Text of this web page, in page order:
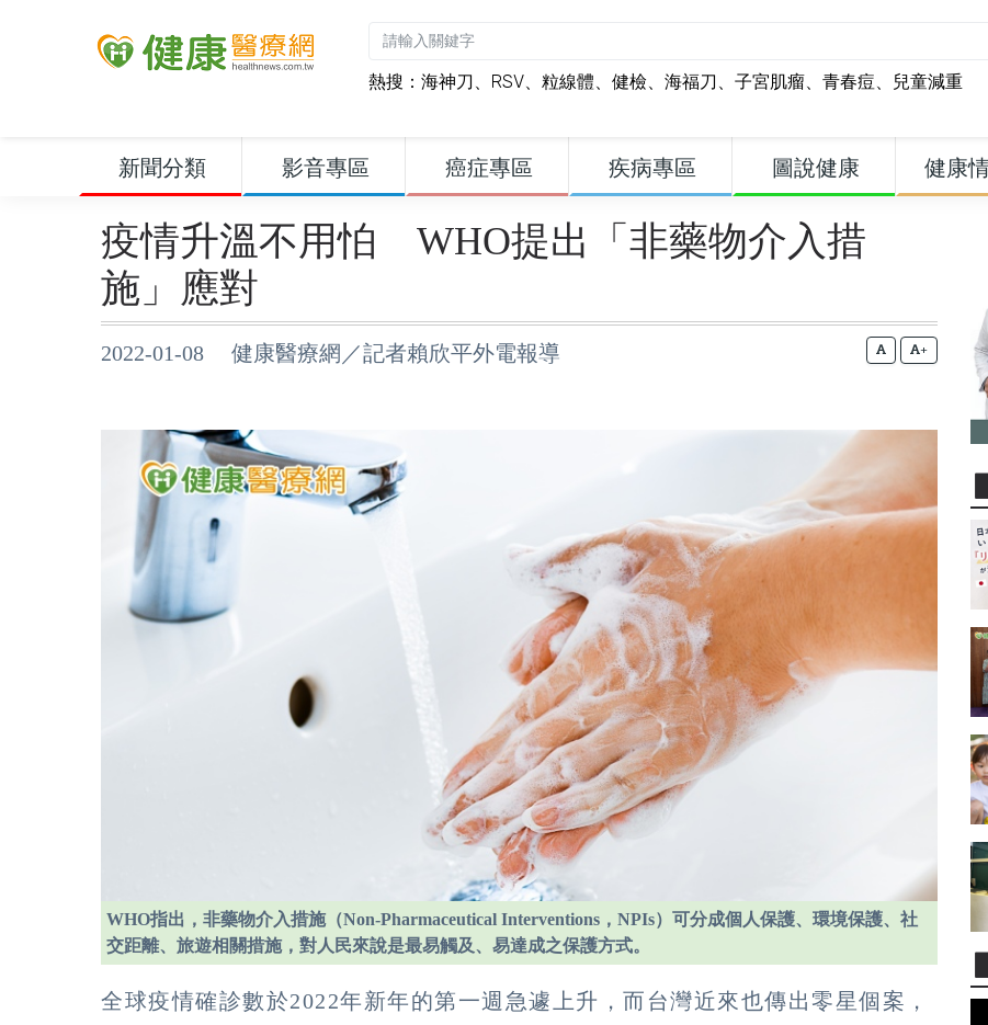
熱搜： 海神刀 、 RSV、 粒線體、 健檢、 海福刀 、 子宮肌瘤、 青春痘、 兒童減重
新聞分類 影音專區 癌症專區 疾病專區 圖說健康 健康
疫情升溫不用怕 WHO提出「非藥物介入措
施」應對
2022-01-08 健康醫療網／記者賴欣平外電報導 +
WHO指出，非藥物介入措施（Non-Pharmaceutical Interventions，NPIs）可分成個人保護、環境保護、社
交距離、旅遊相關措施，對人民來說是最易觸及、易達成之保護方式。
全球疫情確診數於2022年新年的第一週急遽上升，而台灣近來也傳出零星個案，